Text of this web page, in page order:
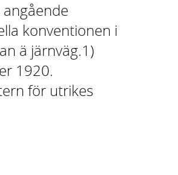
konventionen i
ä järnväg.1)
1920.
för utrikes